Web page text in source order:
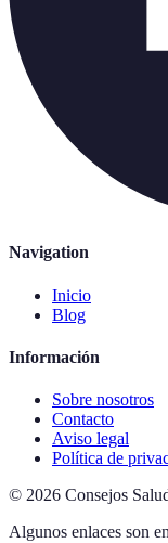
Navigation
Inicio
Blog
Información
Sobre nosotros
Contacto
Aviso legal
Política de
© 2026 Consejos
Algunos enlaces son